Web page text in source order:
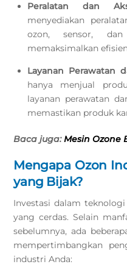
Peralatan dan
menyediakan
ozon, sensor,
memaksimalkan
Layanan Perawatan
hanya menjual
layanan perawatan
memastikan produk
Baca juga:Mesin Ozone
Mengapa Ozon
yang Bijak?
Investasi dalam
yang cerdas. Selain
sebelumnya, ada
mempertimbangkan
industri Anda: